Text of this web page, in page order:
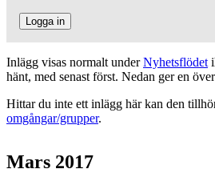
Logga in
Inlägg visas normalt underNyhetsflödet
hänt, med senast först. Nedan ger en
Hittar du inte ett inlägg här kan den
omgångar/grupper.
Mars 2017